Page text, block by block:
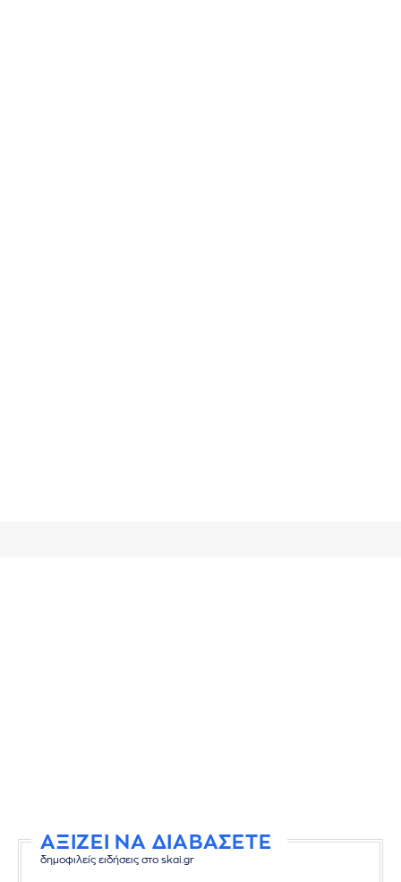
ΑΞΙΖΕΙ ΝΑ ΔΙΑΒΑΣΕΤΕ
δημοφιλείς ειδήσεις στο skai.gr